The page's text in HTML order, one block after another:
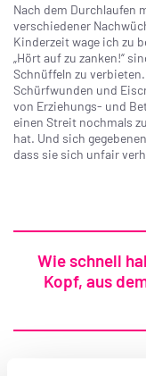
Nach dem Durchlaufen
verschiedener
Kinderzeit wage ich zu
„Hört auf zu zanken!“
Schnüffeln zu
Schürfwunden und
von Erziehungs- und
einen Streit nochmals
hat. Und sich
dass sie sich unfair
Wie schnell
Kopf, aus
Da die meisten von